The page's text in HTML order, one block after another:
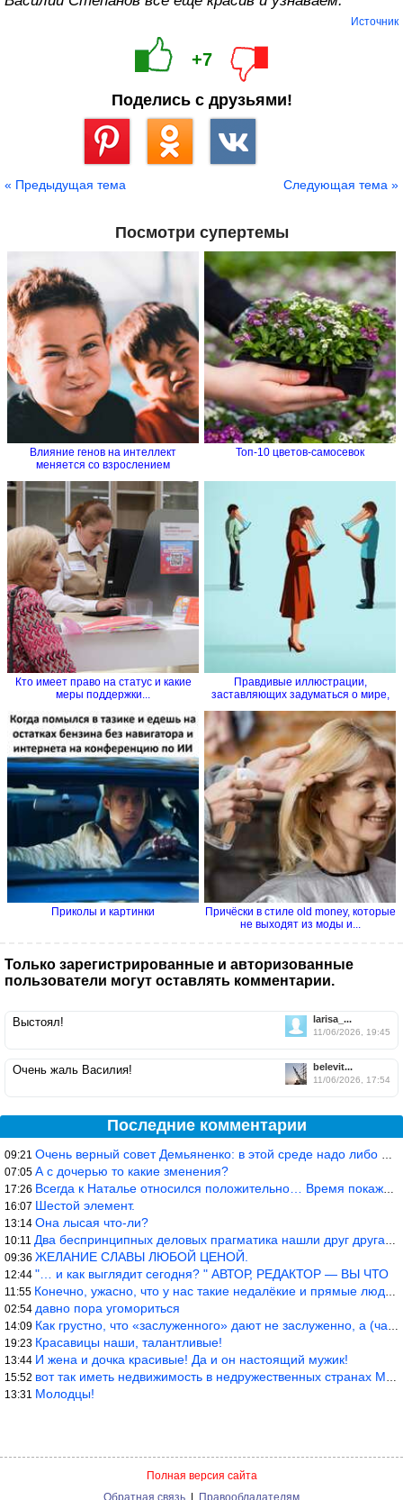
Источник
+7
Поделись с друзьями!
« Предыдущая тема Следующая тема »
Посмотри супертемы
Влияние генов на интеллект
меняется со взрослением
Топ-10 цветов-самосевок
Кто имеет право на статус и какие
меры поддержки...
Правдивые иллюстрации,
заставляющих задуматься о мире,
Приколы и картинки
Причёски в стиле old money, которые
не выходят из моды и...
Только зарегистрированные и авторизованные
пользователи могут оставлять комментарии.
larisa_...
11/06/2026, 19:45
Выстоял!
belevit...
11/06/2026, 17:54
Очень жаль Василия!
Последние комментарии
09:21 Очень верный совет Демьяненко: в этой среде надо либо иметь зубы
07:05 А с дочерью то какие зменения?
17:26 Всегда к Наталье относился положительно… Время покажет, что буде
16:07 Шестой элемент.
13:14 Она лысая что-ли?
10:11 Два беспринципных деловых прагматика нашли друг друга и «остепен
09:36 ЖЕЛАНИЕ СЛАВЫ ЛЮБОЙ ЦЕНОЙ.
12:44 "… и как выглядит сегодня? " АВТОР, РЕДАКТОР — ВЫ ЧТО
11:55 Конечно, ужасно, что у нас такие недалёкие и прямые люди… Как мо
02:54 давно пора угомориться
14:09 Как грустно, что «заслуженного» дают не заслуженно, а (чаще) по-
19:23 Красавицы наши, талантливые!
13:44 И жена и дочка красивые! Да и он настоящий мужик!
15:52 вот так иметь недвижимость в недружественных странах Могут забра
13:31 Молодцы!
Полная версия сайта
Обратная связь | Правообладателям